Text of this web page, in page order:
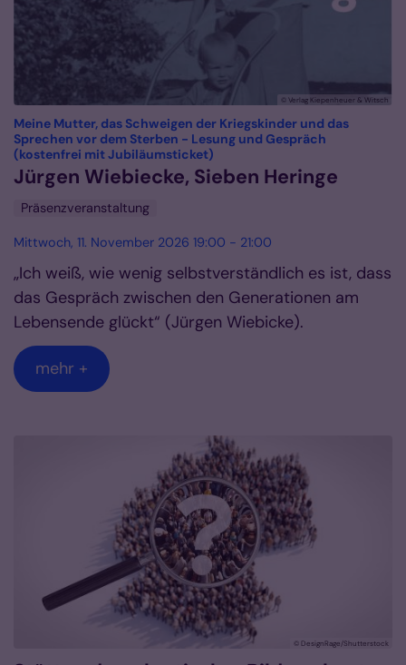
© Verlag Kiepenheuer & Witsch
Meine Mutter, das Schweigen der Kriegskinder und das
Sprechen vor dem Sterben - Lesung und Gespräch
(kostenfrei mit Jubiläumsticket)
Jürgen Wiebiecke, Sieben Heringe
Präsenzveranstaltung
Mittwoch, 11. November 2026 19:00 - 21:00
„Ich weiß, wie wenig selbstverständlich es ist, dass
das Gespräch zwischen den Generationen am
Lebensende glückt“ (Jürgen Wiebicke).
mehr +
© DesignRage/Shutterstock